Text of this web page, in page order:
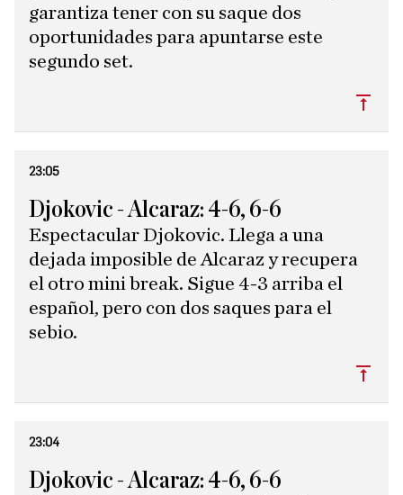
garantiza tener con su saque dos
oportunidades para apuntarse este
segundo set.
23:05
Djokovic - Alcaraz: 4-6, 6-6
Espectacular Djokovic. Llega a una
dejada imposible de Alcaraz y recupera
el otro mini break. Sigue 4-3 arriba el
español, pero con dos saques para el
sebio.
23:04
Djokovic - Alcaraz: 4-6, 6-6